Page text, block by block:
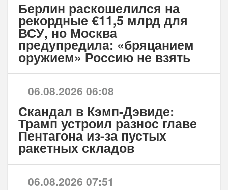
Берлин раскошелился на
рекордные €11,5 млрд для
ВСУ, но Москва
предупредила: «бряцанием
оружием» Россию не взять
06.08.2026 06:08
Скандал в Кэмп-Дэвиде:
Трамп устроил разнос главе
Пентагона из-за пустых
ракетных складов
06.08.2026 07:51